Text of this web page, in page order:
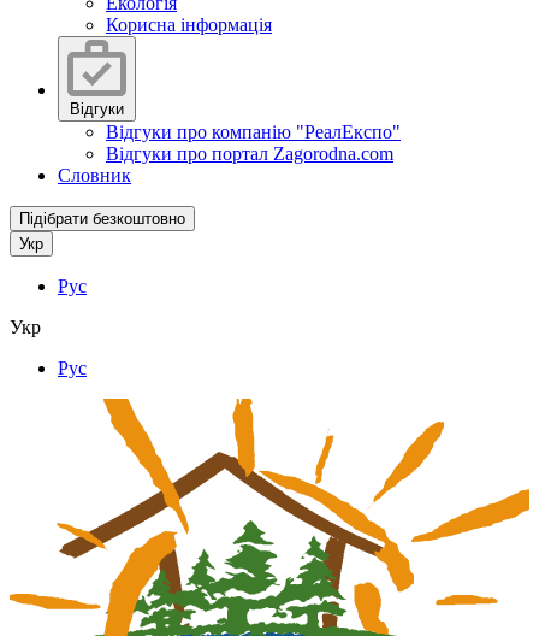
Корисна інформація
Відгуки
Відгуки про компанію "РеалЕкспо"
Відгуки про портал Zagorodna.com
Словник
Підібрати безкоштовно
Укр
Рус
Укр
Рус